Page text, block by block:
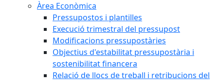
Àrea Econòmica
Pressupostos i plantilles
Execució trimestral del pressupost
Modificacions pressupostàries
Objectius d'estabilitat pressupostària i
sostenibilitat financera
Relació de llocs de treball i retribucions del